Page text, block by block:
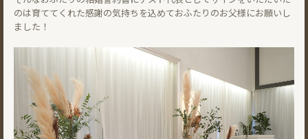
のは育ててくれた感謝の気持ちを込めておふたりのお父様にお願いし
ました！